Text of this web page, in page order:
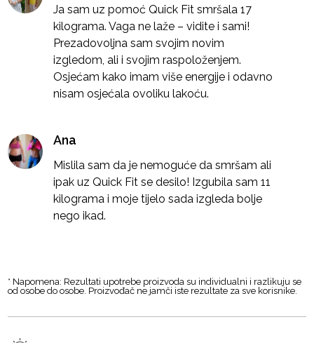
Ja sam uz pomoć Quick Fit smršala 17
kilograma. Vaga ne laže – vidite i sami!
Prezadovoljna sam svojim novim
izgledom, ali i svojim raspoloženjem.
Osjećam kako imam više energije i odavno
nisam osjećala ovoliku lakoću.
Ana
Mislila sam da je nemoguće da smršam ali
ipak uz Quick Fit se desilo! Izgubila sam 11
kilograma i moje tijelo sada izgleda bolje
nego ikad.
* Napomena: Rezultati upotrebe proizvoda su individualni i razlikuju se
od osobe do osobe. Proizvođač ne jamči iste rezultate za sve korisnike.